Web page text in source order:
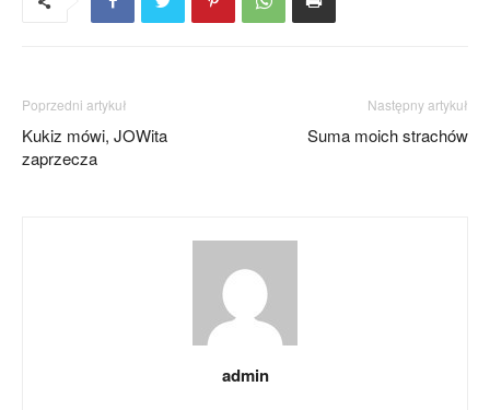
Poprzedni artykuł
Kukiz mówi, JOWita
zaprzecza
Następny artykuł
Suma moich strachów
admin